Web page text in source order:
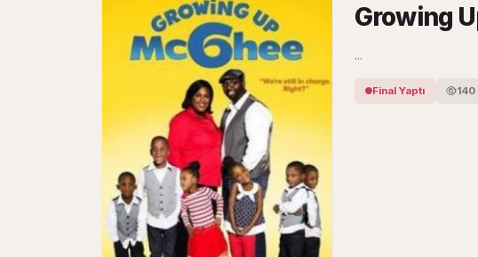
Growing
...
Final Yaptı